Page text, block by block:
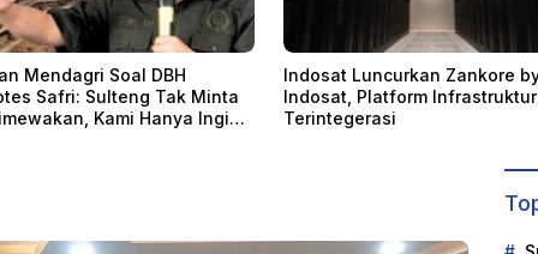
Luncurkan Zankore by
Platform Infrastruktur AI
Mantan Kepala Bapenda
Ditetapkan Tersangka Kasus
Dugaan Korupsi Pemungutan